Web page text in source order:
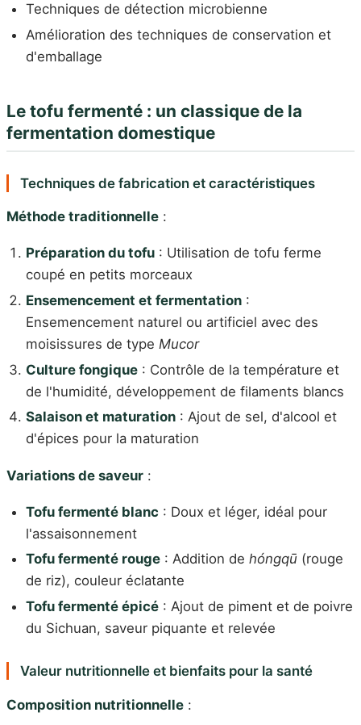
Techniques de détection microbienne
Amélioration des techniques de conservation et
d'emballage
Le tofu fermenté : un classique de la
fermentation domestique
Techniques de fabrication et caractéristiques
Méthode traditionnelle :
Préparation du tofu : Utilisation de tofu ferme
coupé en petits morceaux
Ensemencement et fermentation :
Ensemencement naturel ou artificiel avec des
moisissures de type Mucor
Culture fongique : Contrôle de la température et
de l'humidité, développement de filaments blancs
Salaison et maturation : Ajout de sel, d'alcool et
d'épices pour la maturation
Variations de saveur :
Tofu fermenté blanc : Doux et léger, idéal pour
l'assaisonnement
Tofu fermenté rouge : Addition de hóngqū (rouge
de riz), couleur éclatante
Tofu fermenté épicé : Ajout de piment et de poivre
du Sichuan, saveur piquante et relevée
Valeur nutritionnelle et bienfaits pour la santé
Composition nutritionnelle :